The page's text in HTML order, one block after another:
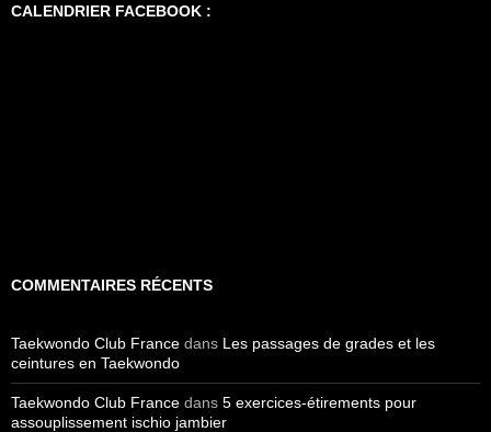
CALENDRIER FACEBOOK :
COMMENTAIRES RÉCENTS
Taekwondo Club France dans Les passages de grades et les
ceintures en Taekwondo
Taekwondo Club France dans 5 exercices-étirements pour
assouplissement ischio jambier